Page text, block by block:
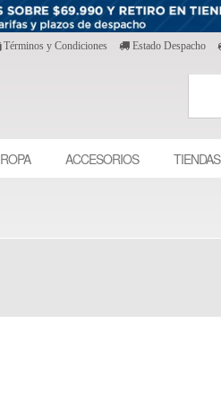
Términos y Condiciones Estado Despacho
ROPA ACCESORIOS TIENDAS